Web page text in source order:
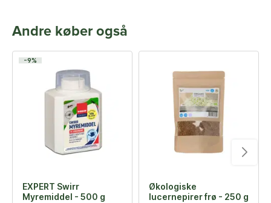
Andre køber også
-9%
EXPERT Swirr
Myremiddel - 500 g
Økologiske
lucernepirer frø - 250 g